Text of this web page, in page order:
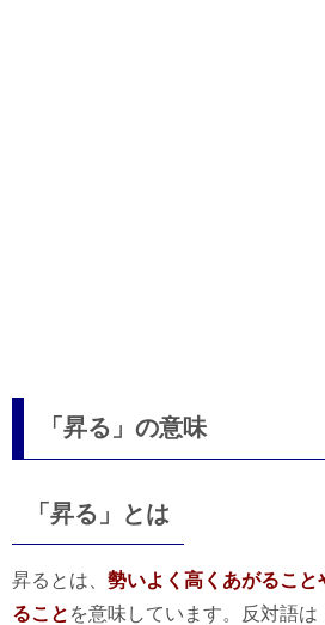
「昇る」の意味
「昇る」とは
昇るとは、 勢いよく高くあがるこ
ること を意味しています。反対語は